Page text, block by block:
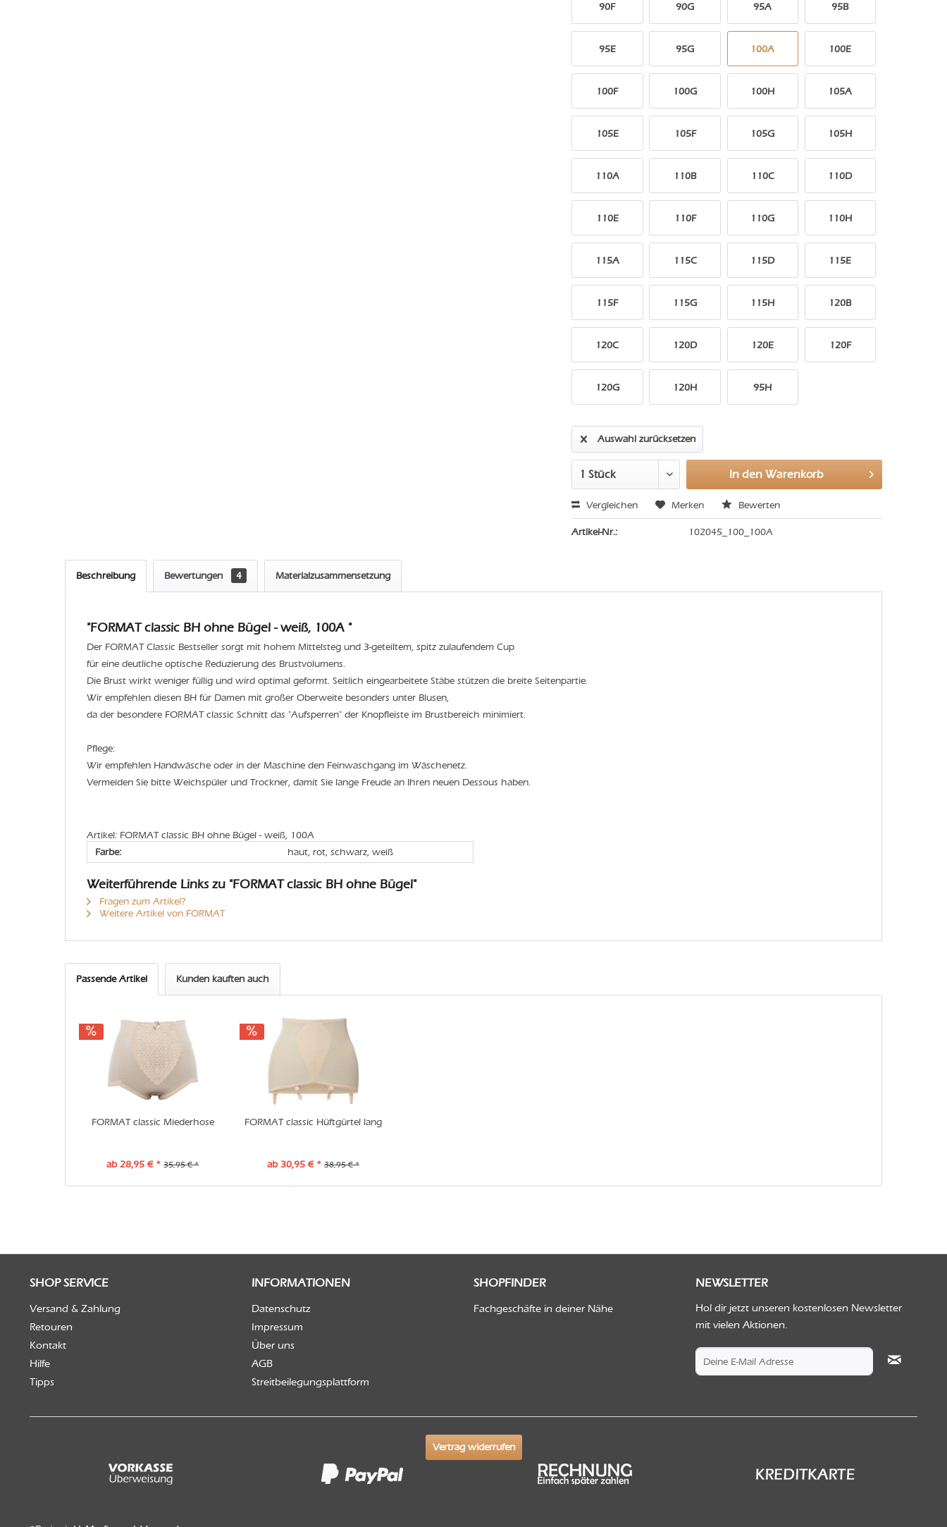
90F 90G 95A 95B
95E 95G 100A 100E
100F 100G 100H 105A
105E 105F 105G 105H
110A 110B 110C 110D
110E 110F 110G 110H
115A 115C 115D 115E
115F 115G 115H 120B
120C 120D 120E 120F
120G 120H 95H
Auswahl zurücksetzen
In den Warenkorb
Vergleichen Merken Bewerten
Artikel-Nr.: 102045_100_100A
Beschreibung Bewertungen 4 Materialzusammensetzung
"FORMAT classic BH ohne Bügel - weiß, 100A "
Der FORMAT Classic Bestseller sorgt mit hohem Mittelsteg und 3-geteiltem, spitz zulaufendem Cup
für eine deutliche optische Reduzierung des Brustvolumens.
Die Brust wirkt weniger füllig und wird optimal geformt. Seitlich eingearbeitete Stäbe stützen die breite Seitenpartie.
Wir empfehlen diesen BH für Damen mit großer Oberweite besonders unter Blusen,
da der besondere FORMAT classic Schnitt das "Aufsperren" der Knopfleiste im Brustbereich minimiert.
Pflege:
Wir empfehlen Handwäsche oder in der Maschine den Feinwaschgang im Wäschenetz.
Vermeiden Sie bitte Weichspüler und Trockner, damit Sie lange Freude an Ihren neuen Dessous haben.
Artikel: FORMAT classic BH ohne Bügel - weiß, 100A
Farbe:
haut, rot, schwarz, weiß
Weiterführende Links zu "FORMAT classic BH ohne Bügel"
Fragen zum Artikel?
Weitere Artikel von FORMAT
Passende Artikel Kunden kauften auch
FORMAT classic Miederhose
ab 28,95 € * 35,95 € *
FORMAT classic Hüftgürtel lang
ab 30,95 € * 38,95 € *
SHOP SERVICE
Versand & Zahlung
Retouren
Kontakt
Hilfe
Tipps
INFORMATIONEN
Datenschutz
Impressum
Über uns
AGB
Streitbeilegungsplattform
SHOPFINDER
Fachgeschäfte in deiner Nähe
NEWSLETTER
Hol dir jetzt unseren kostenlosen Newsletter
mit vielen Aktionen.
Vertrag widerrufen